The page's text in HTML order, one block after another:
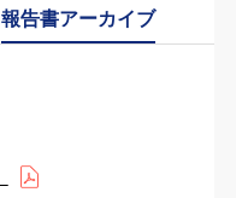
報告書アーカイブ